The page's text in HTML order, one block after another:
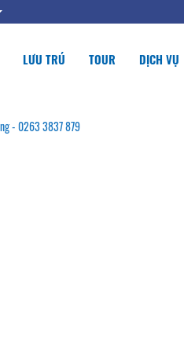
LƯU TRÚ TOUR DỊCH VỤ
- 0263 3837 879